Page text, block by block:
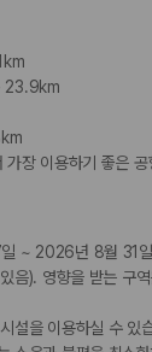
23.9km
장 이용하기 좋은 공
~ 2026년 8월 31일
음). 영향을 받는 구
설을 이용하실 수 있